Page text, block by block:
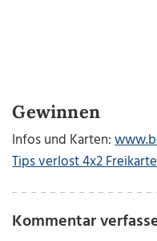
Gewinnen
Infos und Karten:
Tips verlost 4x2
Kommentar